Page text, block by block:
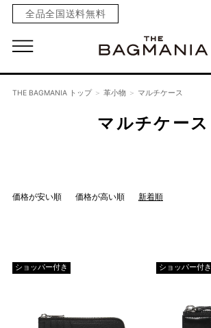
全品全国送料無料
THE BAGMANIA トップ 革小物 マルチケース
マルチケース
価格が安い順 価格が高い順 新着順
ショッパー付き ショッパー付き